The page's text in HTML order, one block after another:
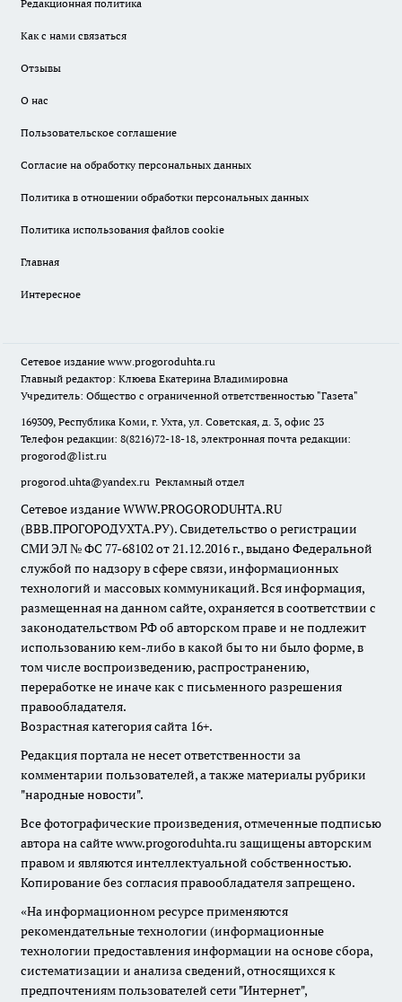
Редакционная политика
Как с нами связаться
Отзывы
О нас
Пользовательское соглашение
Согласие на обработку персональных данных
Политика в отношении обработки персональных данных
Политика использования файлов cookie
Главная
Интересное
Сетевое издание www.progoroduhta.ru
Главный редактор: Клюева Екатерина Владимировна
Учредитель: Общество с ограниченной ответственностью "Газета"
169309, Республика Коми, г. Ухта, ул. Советская, д. 3, офис 23
Телефон редакции: 8(8216)72-18-18, электронная почта редакции:
progorod@list.ru
progorod.uhta@yandex.ru Рекламный отдел
Сетевое издание WWW.PROGORODUHTA.RU
(ВВВ.ПРОГОРОДУХТА.РУ). Свидетельство о регистрации
СМИ ЭЛ № ФС 77-68102 от 21.12.2016 г., выдано Федеральной
службой по надзору в сфере связи, информационных
технологий и массовых коммуникаций. Вся информация,
размещенная на данном сайте, охраняется в соответствии с
законодательством РФ об авторском праве и не подлежит
использованию кем-либо в какой бы то ни было форме, в
том числе воспроизведению, распространению,
переработке не иначе как с письменного разрешения
правообладателя.
Возрастная категория сайта 16+.
Редакция портала не несет ответственности за
комментарии пользователей, а также материалы рубрики
"народные новости".
Все фотографические произведения, отмеченные подписью
автора на сайте www.progoroduhta.ru защищены авторским
правом и являются интеллектуальной собственностью.
Копирование без согласия правообладателя запрещено.
«На информационном ресурсе применяются
рекомендательные технологии (информационные
технологии предоставления информации на основе сбора,
систематизации и анализа сведений, относящихся к
предпочтениям пользователей сети "Интернет",